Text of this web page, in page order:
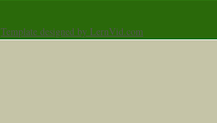
Template designed by LernVid.com